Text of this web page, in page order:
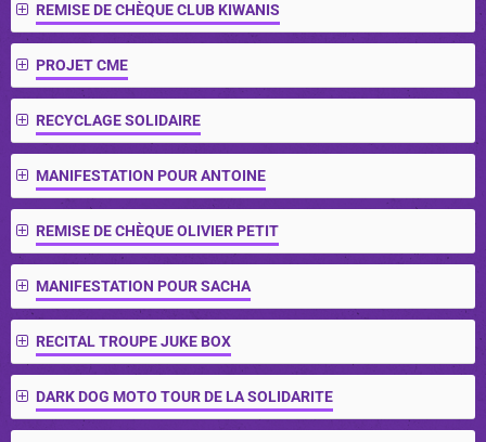
REMISE DE CHÈQUE CLUB KIWANIS
PROJET CME
RECYCLAGE SOLIDAIRE
MANIFESTATION POUR ANTOINE
REMISE DE CHÈQUE OLIVIER PETIT
MANIFESTATION POUR SACHA
RECITAL TROUPE JUKE BOX
DARK DOG MOTO TOUR DE LA SOLIDARITE